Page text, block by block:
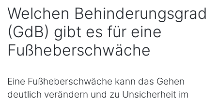
Welchen Behinderungsgrad
(GdB) gibt es für eine
Fußheberschwäche
Eine Fußheberschwäche kann das Gehen
deutlich verändern und zu Unsicherheit im